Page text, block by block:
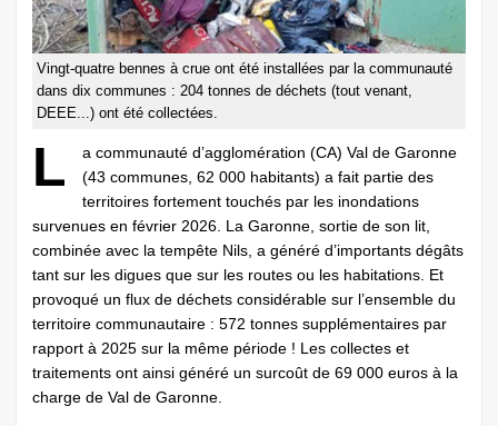
Vingt-quatre bennes à crue ont été installées par la communauté
dans dix communes : 204 tonnes de déchets (tout venant,
DEEE...) ont été collectées.
L
a communauté d’agglomération (CA) Val de Garonne
(43 communes, 62 000 habitants) a fait partie des
territoires fortement touchés par les inondations
survenues en février 2026. La Garonne, sortie de son lit,
combinée avec la tempête Nils, a généré d’importants dégâts
tant sur les digues que sur les routes ou les habitations. Et
provoqué un flux de déchets considérable sur l’ensemble du
territoire communautaire : 572 tonnes supplémentaires par
rapport à 2025 sur la même période ! Les collectes et
traitements ont ainsi généré un surcoût de 69 000 euros à la
charge de Val de Garonne.